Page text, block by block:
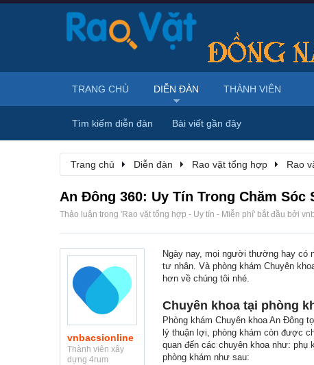
Trang chủ Diễn đàn Rao vặt tổng hợp Rao
An Đông 360: Uy Tín Trong Chăm Sóc
Thảo luận trong 'Rao vặt tổng hợp - Uy tín - Miễn phí' bắt đầu bởi
vnbacsionline
Thành viên xây
dựng 4rum
Ngày nay, mọi người thường hay có
tư nhân. Và phòng khám Chuyên
hơn về chúng tôi nhé.
Chuyên khoa tại phòng
Phòng khám Chuyên khoa An Đông
lý thuận lợi, phòng khám còn được
quan đến các chuyên khoa như:
phòng khám như sau:
TRANG CHỦ DIỄN ĐÀN
Tìm kiếm diễn đàn Bài viết gần đây
THÀNH VIÊN